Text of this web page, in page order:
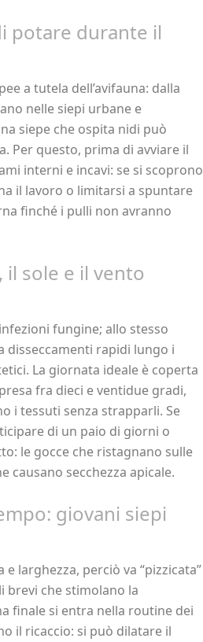
potare durante il
a tutela dell’avifauna: dalla
nelle siepi urbane e
siepe che ospita nidi può
Per questo, prima di avviare il
interni e incavi: se si scoprono
il lavoro o limitarsi a spuntare
finché i pulli non avranno
sole e il vento
fungine; allo stesso
disseccamenti rapidi lungo i
La giornata ideale è coperta
fra dieci e ventidue gradi,
i tessuti senza strapparli. Se
di un paio di giorni o
le gocce che ristagnano sulle
causano secchezza apicale.
giovani siepi
larghezza, perciò va “pizzicata”
brevi che stimolano la
finale si entra nella routine dei
il ricaccio: si può dilatare il